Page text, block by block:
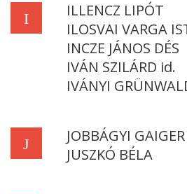
I
ILLENCZ LIPÓT
ILOSVAI VARGA
INCZE JÁNOS DÉS
IVÁN SZILÁRD id.
IVÁNYI
J
JOBBÁGYI
JUSZKÓ BÉLA